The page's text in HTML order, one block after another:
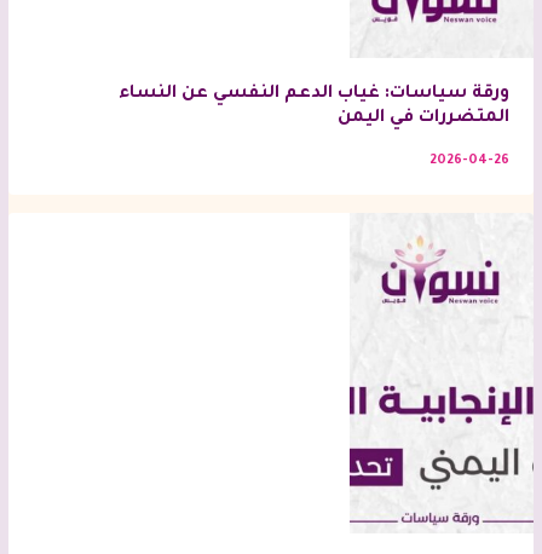
ورقة سياسات: غياب الدعم النفسي عن النساء
المتضررات في اليمن
2026-04-26